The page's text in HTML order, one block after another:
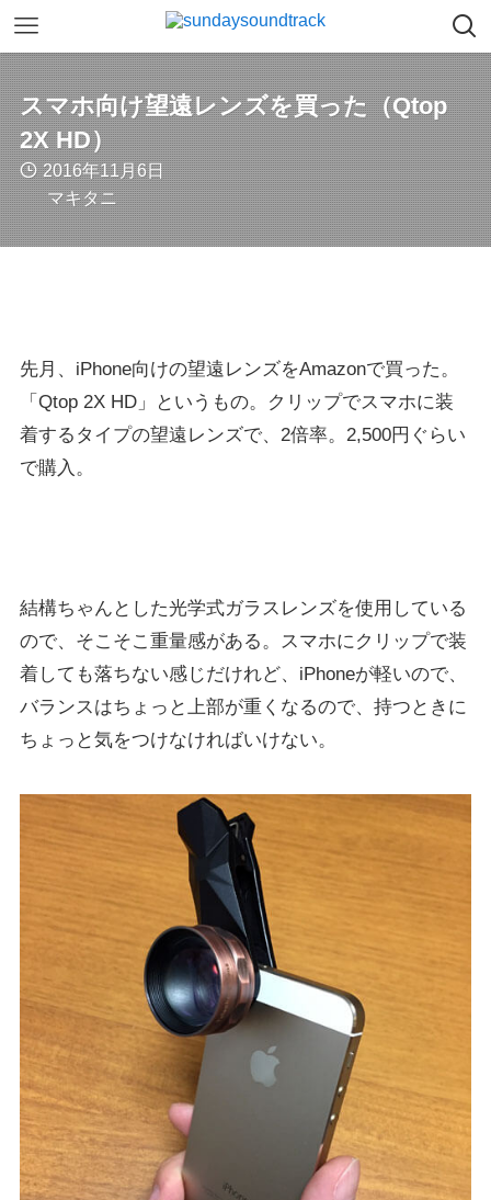
スマホ向け望遠レンズを買った（Qtop
2X HD）
2016年11月6日
マキタニ
先月、iPhone向けの望遠レンズをAmazonで買った。
「Qtop 2X HD」というもの。クリップでスマホに装
着するタイプの望遠レンズで、2倍率。2,500円ぐらい
で購入。
結構ちゃんとした光学式ガラスレンズを使用している
ので、そこそこ重量感がある。スマホにクリップで装
着しても落ちない感じだけれど、iPhoneが軽いので、
バランスはちょっと上部が重くなるので、持つときに
ちょっと気をつけなければいけない。